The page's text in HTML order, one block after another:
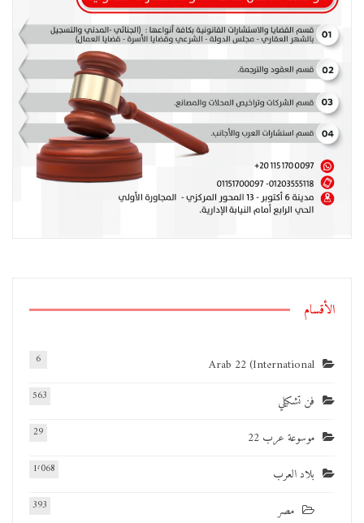
الأقسام
Arab 22 (International
6
فن تشكيلي 563
موسوعة عرب 22 29
بلاد العرب 1٬068
مصر 393